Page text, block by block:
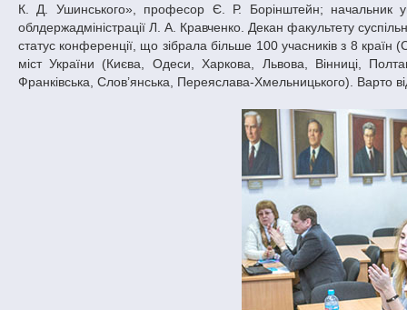
К. Д. Ушинського», професор Є. Р. Борінштейн; начальник
облдержадміністрації Л. А. Кравченко. Декан факультету
статус конференції, що зібрала більше 100 учасників з 8
міст України (Києва, Одеси, Харкова, Львова, Вінниці,
Франківська, Слов’янська, Переяслава-Хмельницького). Варто